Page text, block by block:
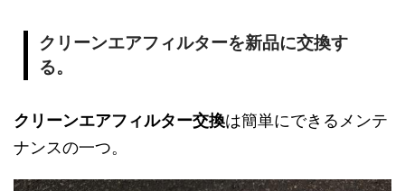
クリーンエアフィルターを新品に交換す
る。
クリーンエアフィルター交換は簡単にできるメンテ
ナンスの一つ。